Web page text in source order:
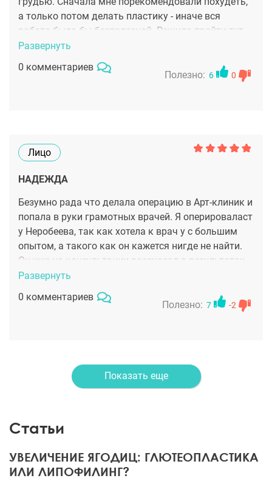
а только потом делать пластику - иначе вся
работа была бы бесполезной. Решила пройти тут
же программу для стройного тела с
термолифтингом, массажами и светом - слабо
верила, что поможет, но интерес взял свое.
просто легла спать, а проснулась уже с новенькой
грудью. Сейчас реабилитация - прохожу некоторые
процедуры тут же и пока всем довольна.
Развернуть
0 комментариев
Полезно: 6 0
Лицо
НАДЕЖДА
Безумно рада что делала операцию в Арт-клиник и
попала в руки грамотных врачей. Я оперироваласт
у Неробеева, так как хотела к врач у с большим
опытом, а такого как он кажется нигде не найти.
Он уже на консультации рассказал о результатах
именно в моем случае и реабилитации, а после
операции постоянно интересовался моим
состоянием. Персонал в клинике тоже не подвел:
Развернуть
0 комментариев
Полезно: 7 -2
Показать еще
Статьи
УВЕЛИЧЕНИЕ ЯГОДИЦ: ГЛЮТЕОПЛАСТИКА
ИЛИ ЛИПОФИЛИНГ?